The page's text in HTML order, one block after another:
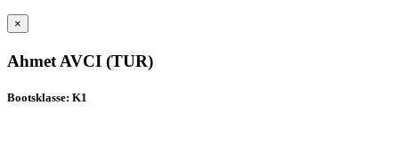
×
Ahmet AVCI (TUR)
Bootsklasse: K1